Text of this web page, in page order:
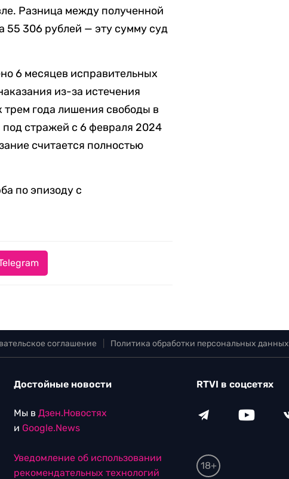
Разница между полученной
55 306 рублей — эту сумму суд
6 месяцев исправительных
из-за истечения
трем года лишения свободы в
стражей с 6 февраля 2024
считается полностью
по эпизоду с
соглашение Политика обработки персональных данных
Достойные новости
Мы в Дзен.Новостях
и Google.News
Уведомление об использовании
рекомендательных технологий
RTVI в соцсетях
18+